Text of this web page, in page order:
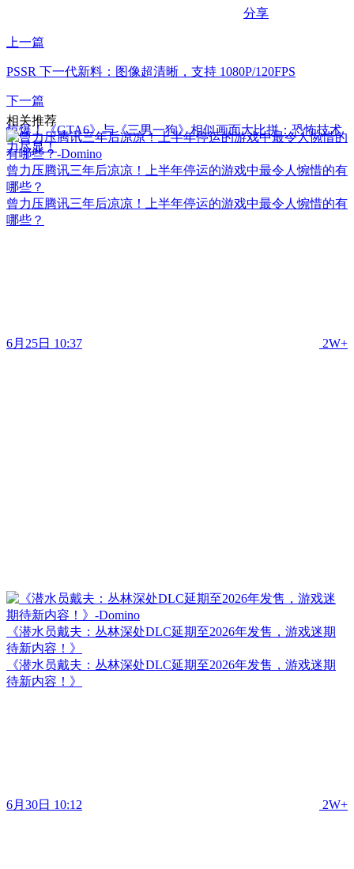
分享
上一篇
PSSR 下一代新料：图像超清晰，支持 1080P/120FPS
下一篇
惊爆！《GTA6》与《三男一狗》相似画面大比拼：恐怖技术
力尽显！
相关推荐
曾力压腾讯三年后凉凉！上半年停运的游戏中最令人惋惜的有
哪些？
曾力压腾讯三年后凉凉！上半年停运的游戏中最令人惋惜的有
哪些？
6月25日 10:37 2W+
《潜水员戴夫：丛林深处DLC延期至2026年发售，游戏迷期
待新内容！》
《潜水员戴夫：丛林深处DLC延期至2026年发售，游戏迷期
待新内容！》
6月30日 10:12 2W+